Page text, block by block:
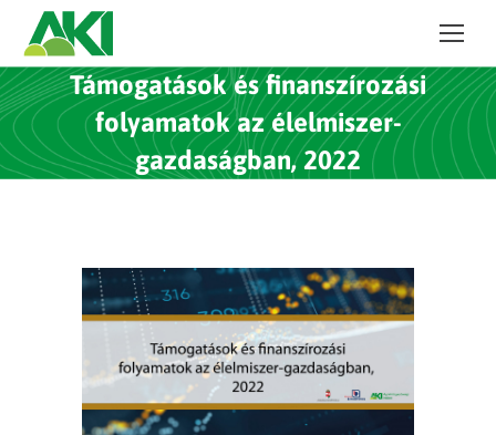
Támogatások és finanszírozási
folyamatok az élelmiszer-
gazdaságban, 2022